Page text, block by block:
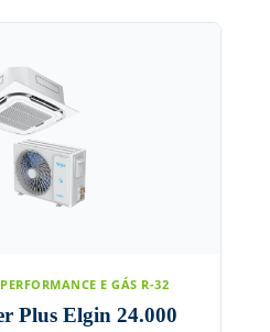
E GÁS R-32
Plus Elgin 24.000